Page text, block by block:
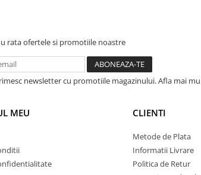
rata ofertele si promotiile noastre
newsletter cu promotiile magazinului. Afla mai
MEU CLIENTI
Metode de Plata
Informatii Livrare
Politica de Retur